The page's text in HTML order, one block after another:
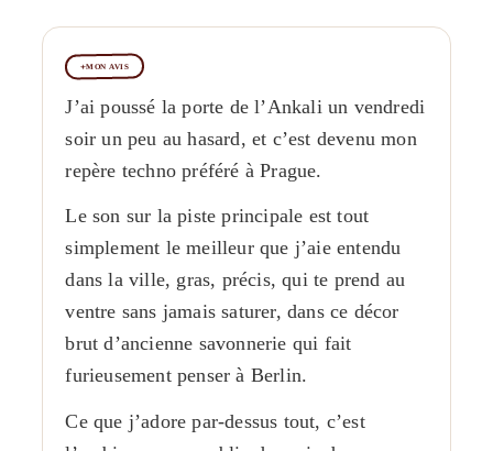
MON AVIS
J’ai poussé la porte de l’Ankali un vendredi
soir un peu au hasard, et c’est devenu mon
repère techno préféré à Prague.
Le son sur la piste principale est tout
simplement le meilleur que j’aie entendu
dans la ville, gras, précis, qui te prend au
ventre sans jamais saturer, dans ce décor
brut d’ancienne savonnerie qui fait
furieusement penser à Berlin.
Ce que j’adore par-dessus tout, c’est